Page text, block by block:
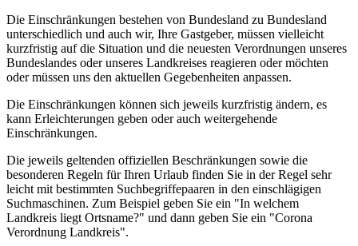
Die Einschränkungen bestehen von Bundesland zu Bundesland
unterschiedlich und auch wir, Ihre Gastgeber, müssen vielleicht
kurzfristig auf die Situation und die neuesten Verordnungen unseres
Bundeslandes oder unseres Landkreises reagieren oder möchten
oder müssen uns den aktuellen Gegebenheiten anpassen.
Die Einschränkungen können sich jeweils kurzfristig ändern, es
kann Erleichterungen geben oder auch weitergehende
Einschränkungen.
Die jeweils geltenden offiziellen Beschränkungen sowie die
besonderen Regeln für Ihren Urlaub finden Sie in der Regel sehr
leicht mit bestimmten Suchbegriffepaaren in den einschlägigen
Suchmaschinen. Zum Beispiel geben Sie ein "In welchem
Landkreis liegt Ortsname?" und dann geben Sie ein "Corona
Verordnung Landkreis".